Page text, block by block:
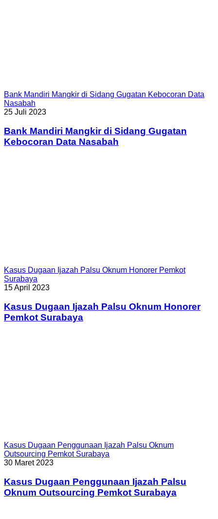
Bank Mandiri Mangkir di Sidang Gugatan Kebocoran Data
Nasabah
25 Juli 2023
Bank Mandiri Mangkir di Sidang Gugatan
Kebocoran Data Nasabah
Kasus Dugaan Ijazah Palsu Oknum Honorer Pemkot
Surabaya
15 April 2023
Kasus Dugaan Ijazah Palsu Oknum Honorer
Pemkot Surabaya
Kasus Dugaan Penggunaan Ijazah Palsu Oknum
Outsourcing Pemkot Surabaya
30 Maret 2023
Kasus Dugaan Penggunaan Ijazah Palsu
Oknum Outsourcing Pemkot Surabaya